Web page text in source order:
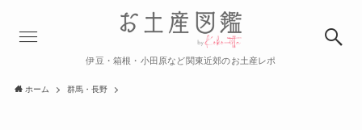
伊豆・箱根・小田原など関東近郊のお土産レポ
ホーム 群馬・長野